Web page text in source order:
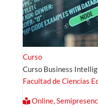
Curso
Curso Business
Facultad de Ciencias
Online,